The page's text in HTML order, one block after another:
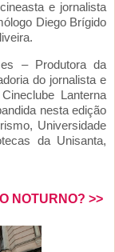
e jornalista
Diego Brígido
– Produtora da
do jornalista e
Lanterna
nesta edição
Universidade
da Unisanta,
NOTURNO? >>